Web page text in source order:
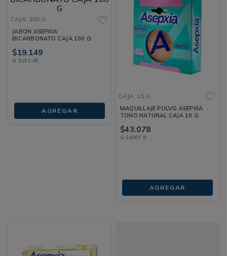
CAJA 100 G
JABON ASEPXIA
BICARBONATO CAJA 100 G
$19.149
G $191,49
AGREGAR
CAJA 10 G
MAQUILLAJE POLVO ASEPXIA
TONO NATURAL CAJA 10 G
$43.078
G $4307 8
AGREGAR